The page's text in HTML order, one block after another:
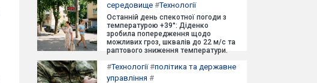
середовище #Технології
Останній день спекотної погоди з
температурою +39°: Діденко
зробила попередження щодо
можливих гроз, шквалів до 22 м/с та
раптового зниження температури.
#Технології#політика та державне
управління #